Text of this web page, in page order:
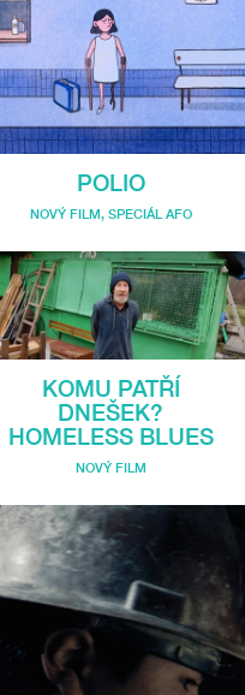
POLIO
NOVÝ FILM, SPECIÁL AFO
KOMU PATŘÍ
DNEŠEK?
HOMELESS BLUES
NOVÝ FILM